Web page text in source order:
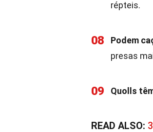
répteis.
08 Podem
presas
09 Quolls
READ ALSO: